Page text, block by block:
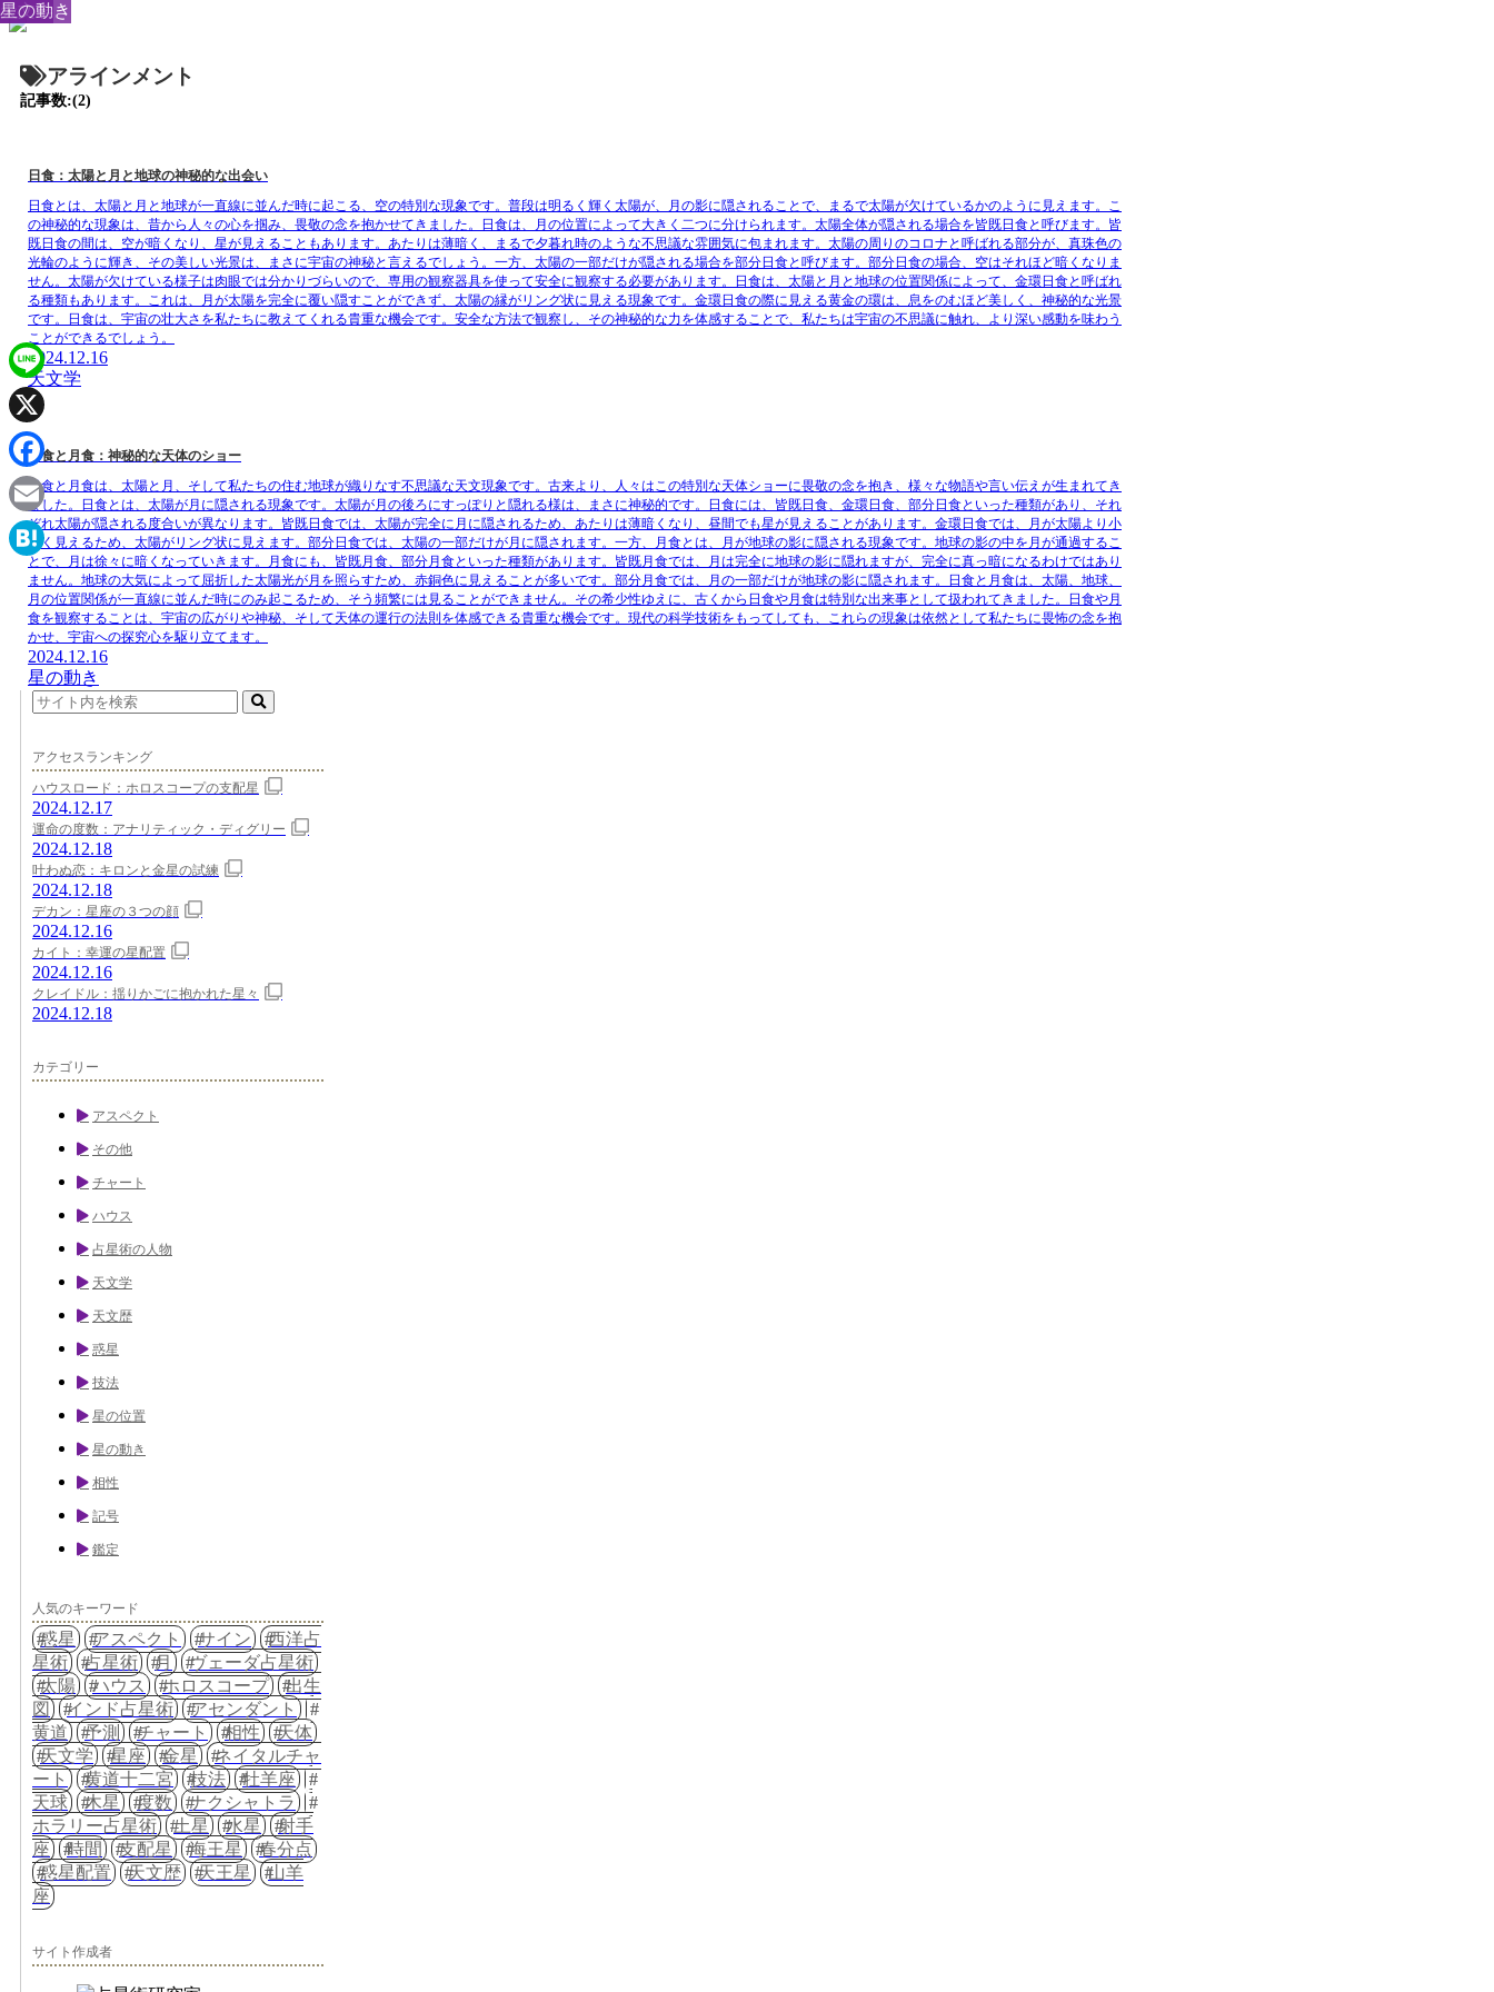
アラインメント
記事数:(2)
天文学
日食：太陽と月と地球の神秘的な出会い
日食とは、太陽と月と地球が一直線に並んだ時に起こる、空の特別な現象です。普段は明るく輝く太陽が、月の影に隠されることで、まるで太陽が欠けているかのように見えます。こ
の神秘的な現象は、昔から人々の心を掴み、畏敬の念を抱かせてきました。日食は、月の位置によって大きく二つに分けられます。太陽全体が隠される場合を皆既日食と呼びます。皆
既日食の間は、空が暗くなり、星が見えることもあります。あたりは薄暗く、まるで夕暮れ時のような不思議な雰囲気に包まれます。太陽の周りのコロナと呼ばれる部分が、真珠色の
光輪のように輝き、その美しい光景は、まさに宇宙の神秘と言えるでしょう。一方、太陽の一部だけが隠される場合を部分日食と呼びます。部分日食の場合、空はそれほど暗くなりま
せん。太陽が欠けている様子は肉眼では分かりづらいので、専用の観察器具を使って安全に観察する必要があります。日食は、太陽と月と地球の位置関係によって、金環日食と呼ばれ
る種類もあります。これは、月が太陽を完全に覆い隠すことができず、太陽の縁がリング状に見える現象です。金環日食の際に見える黄金の環は、息をのむほど美しく、神秘的な光景
です。日食は、宇宙の壮大さを私たちに教えてくれる貴重な機会です。安全な方法で観察し、その神秘的な力を体感することで、私たちは宇宙の不思議に触れ、より深い感動を味わう
ことができるでしょう。
2024.12.16
天文学
星の動き
日食と月食：神秘的な天体のショー
日食と月食は、太陽と月、そして私たちの住む地球が織りなす不思議な天文現象です。古来より、人々はこの特別な天体ショーに畏敬の念を抱き、様々な物語や言い伝えが生まれてき
ました。日食とは、太陽が月に隠される現象です。太陽が月の後ろにすっぽりと隠れる様は、まさに神秘的です。日食には、皆既日食、金環日食、部分日食といった種類があり、それ
ぞれ太陽が隠される度合いが異なります。皆既日食では、太陽が完全に月に隠されるため、あたりは薄暗くなり、昼間でも星が見えることがあります。金環日食では、月が太陽より小
さく見えるため、太陽がリング状に見えます。部分日食では、太陽の一部だけが月に隠されます。一方、月食とは、月が地球の影に隠される現象です。地球の影の中を月が通過するこ
とで、月は徐々に暗くなっていきます。月食にも、皆既月食、部分月食といった種類があります。皆既月食では、月は完全に地球の影に隠れますが、完全に真っ暗になるわけではあり
ません。地球の大気によって屈折した太陽光が月を照らすため、赤銅色に見えることが多いです。部分月食では、月の一部だけが地球の影に隠されます。日食と月食は、太陽、地球、
月の位置関係が一直線に並んだ時にのみ起こるため、そう頻繁には見ることができません。その希少性ゆえに、古くから日食や月食は特別な出来事として扱われてきました。日食や月
食を観察することは、宇宙の広がりや神秘、そして天体の運行の法則を体感できる貴重な機会です。現代の科学技術をもってしても、これらの現象は依然として私たちに畏怖の念を抱
かせ、宇宙への探究心を駆り立てます。
2024.12.16
星の動き
アクセスランキング
ハウスロード：ホロスコープの支配星
2024.12.17
運命の度数：アナリティック・ディグリー
2024.12.18
叶わぬ恋：キロンと金星の試練
2024.12.18
デカン：星座の３つの顔
2024.12.16
カイト：幸運の星配置
2024.12.16
クレイドル：揺りかごに抱かれた星々
2024.12.18
カテゴリー
アスペクト
その他
チャート
ハウス
占星術の人物
天文学
天文歴
惑星
技法
星の位置
星の動き
相性
記号
鑑定
人気のキーワード
惑星 アスペクト サイン
西洋占
星術
占星術 月
ヴェーダ占星術
太陽
ハウス ホロスコープ
出生
図
インド占星術
アセンダント
黄道
予測 チャート 相性
天体
天文学
星座 金星
ネイタルチャ
ート
黄道十二宮 技法
牡羊座
天球
木星 度数
ナクシャトラ
ホラリー占星術
土星 水星
射手
座
時間 支配星 海王星
春分点
惑星配置
天文歴 天王星
山羊
座
サイト作成者
Line
X
Facebook
Email
Hatena